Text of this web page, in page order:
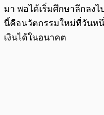
มา พอได้เริ่มศึกษาลึกลง
นี้คือนวัตกรรมใหม่ที่วันห
เงินได้ในอนาคต